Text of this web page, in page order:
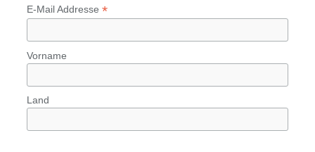
E-Mail Addresse *
Vorname
Land